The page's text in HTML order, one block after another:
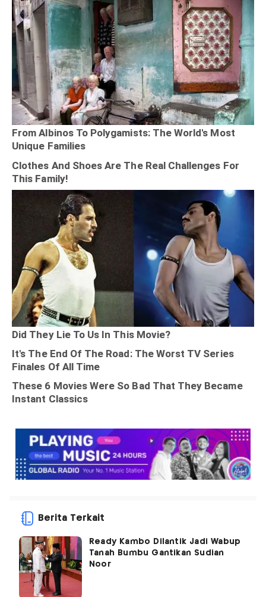
Berita Terkait
Ready Kambo Dilantik Jadi Wabup
Tanah Bumbu Gantikan Sudian
Noor